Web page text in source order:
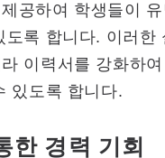
공하여 학생들이
록 합니다. 이러한
이력서를 강화하
있도록 합니다.
한 경력 기회